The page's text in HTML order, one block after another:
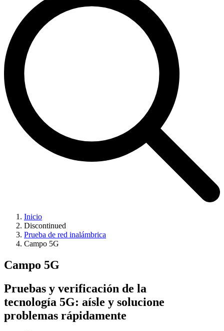
Inicio
Discontinued
Prueba de red inalámbrica
Campo 5G
Campo 5G
Pruebas y verificación de la
tecnología 5G: aísle y solucione
problemas rápidamente